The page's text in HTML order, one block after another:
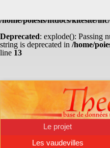
/home/poiesis/htdocs/kitesite/
Deprecated: explode(): Passing
string is deprecated in /home/
line 13
Le projet
Les vaudevilles